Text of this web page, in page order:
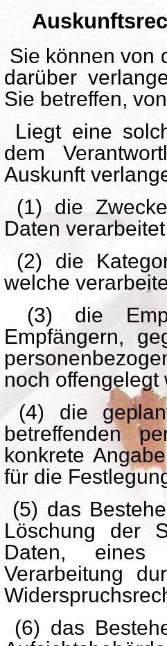
Sie können von
darüber
Sie betreffen,
Liegt eine
dem
Auskunft
(1) die
Daten
(2) die
welche
(3) die
Empfängern,
noch offengelegt
(4) die
betreffenden
konkrete
für die
(5) das
Löschung der
Daten, eines
Verarbeitung
(6) das